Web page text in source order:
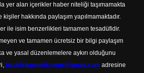
yer alan içerikler haber niteliği taşımamakta
hakkında paylaşım yapılmamaktadır.
ile isim benzerlikleri tamamen tesadüfidir.
ve tamamen ücretsiz bir bilgi paylaşım
ve yasal düzenlemelere aykırı olduğunu
backlinkpanelicomtr@gmail.com adresine